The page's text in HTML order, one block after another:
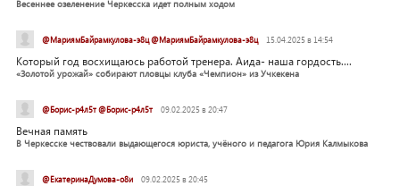
Весеннее озеленение Черкесска идет полным ходом
@МариямБайрамкулова-э8ц @МариямБайрамкулова-э8ц 15.04.2025 в 14:54
Который год восхищаюсь работой тренера. Аида- наша гордость....
«Золотой урожай» собирают пловцы клуба «Чемпион» из Учкекена
@Борис-р4л5т @Борис-р4л5т 09.02.2025 в 20:47
Вечная память
В Черкесске чествовали выдающегося юриста, учёного и педагога Юрия Калмыкова
@ЕкатеринаДумова-о8и 09.02.2025 в 20:45